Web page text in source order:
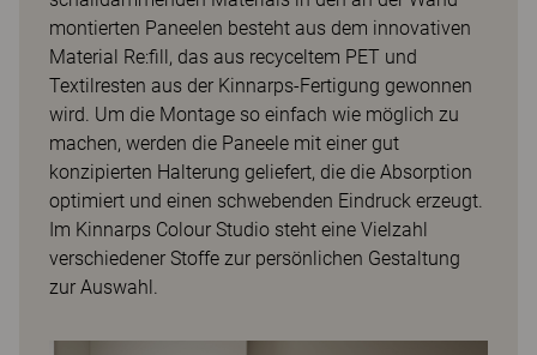
montierten Paneelen besteht aus dem innovativen
Material Re:fill, das aus recyceltem PET und
Textilresten aus der Kinnarps-Fertigung gewonnen
wird. Um die Montage so einfach wie möglich zu
machen, werden die Paneele mit einer gut
konzipierten Halterung geliefert, die die Absorption
optimiert und einen schwebenden Eindruck erzeugt.
Im Kinnarps Colour Studio steht eine Vielzahl
verschiedener Stoffe zur persönlichen Gestaltung
zur Auswahl.